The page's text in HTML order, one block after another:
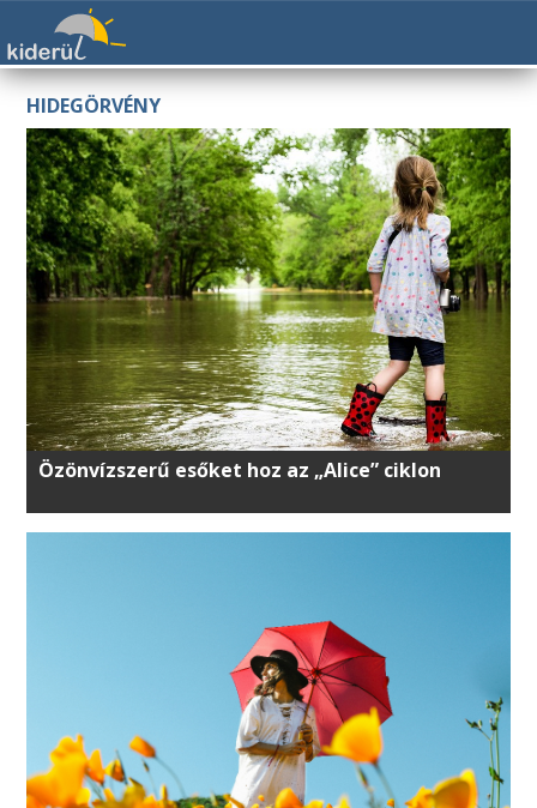
HIDEGÖRVÉNY
Özönvízszerű esőket hoz az „Alice” ciklon